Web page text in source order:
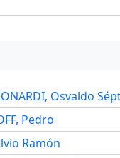
Osvaldo
Pedro
Ramón